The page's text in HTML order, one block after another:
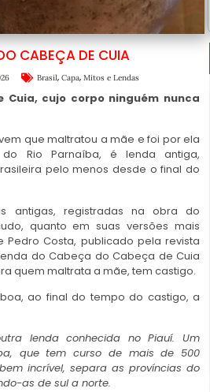
CABEÇA DE CUIA
Brasil, Capa, Mitos e Lendas
Cuia, cujo corpo ninguém nunca
que maltratou a mãe e foi por ela
Rio Parnaíba, é lenda antiga,
pelo menos desde o final do
antigas, registradas na obra do
quanto em suas versões mais
Costa, publicado pela revista
do Cabeça do Cabeça de Cuia
quem maltrata a mãe, tem castigo.
ao final do tempo do castigo, a
lenda conhecida no Piauí. Um
que tem curso de mais de 500
incrível, separa as províncias do
as de sul a norte.